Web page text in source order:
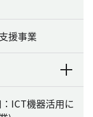
援事業
ICT機器活用に